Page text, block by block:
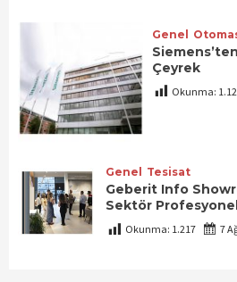
Genel
Çeyrek
Okunma:
Genel Tesisat
Geberit Info
Sektör
Okunma: 1.217 7